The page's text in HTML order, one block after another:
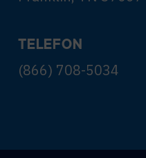
TELEFON
(866) 708-5034